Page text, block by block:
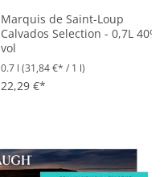
von 5 Sternen
Marquis de Saint-Loup
Calvados Selection - 0,7L 40%
vol
0.7 l (31,84 €* / 1 l)
22,29 €*